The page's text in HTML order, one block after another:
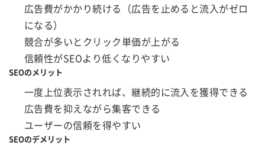
広告費がかかり続ける（広告を止めると流入がゼロ
になる）
競合が多いとクリック単価が上がる
信頼性がSEOより低くなりやすい
SEOのメリット
一度上位表示されれば、継続的に流入を獲得できる
広告費を抑えながら集客できる
ユーザーの信頼を得やすい
SEOのデメリット